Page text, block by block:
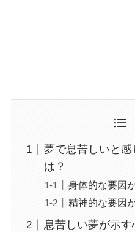
夢で息苦しいと感
は？
身体的な要因
精神的な要因
息苦しい夢が示